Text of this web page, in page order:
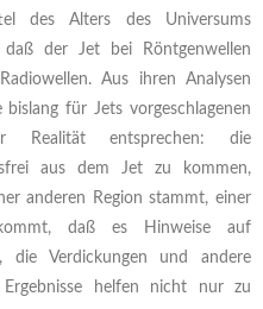
des Alters des Universums
der Jet bei Röntgenwellen
Aus ihren Analysen
für Jets vorgeschlagenen
Realität entsprechen: die
aus dem Jet zu kommen,
anderen Region stammt, einer
daß es Hinweise auf
die Verdickungen und andere
helfen nicht nur zu